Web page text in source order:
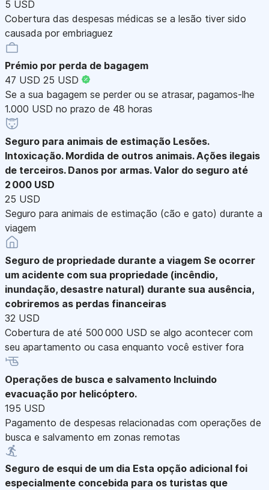
5 USD
Cobertura das despesas médicas se a lesão tiver sido
causada por embriaguez
Prémio por perda de bagagem
47 USD 25 USD
Se a sua bagagem se perder ou se atrasar, pagamos-lhe
1.000 USD no prazo de 48 horas
Seguro para animais de estimação Lesões.
Intoxicação. Mordida de outros animais. Ações ilegais
de terceiros. Danos por armas. Valor do seguro até
2 000 USD
25 USD
Seguro para animais de estimação (cão e gato) durante a
viagem
Seguro de propriedade durante a viagem Se ocorrer
um acidente com sua propriedade (incêndio,
inundação, desastre natural) durante sua ausência,
cobriremos as perdas financeiras
32 USD
Cobertura de até 500 000 USD se algo acontecer com
seu apartamento ou casa enquanto você estiver fora
Operações de busca e salvamento Incluindo
evacuação por helicóptero.
195 USD
Pagamento de despesas relacionadas com operações de
busca e salvamento em zonas remotas
Seguro de esqui de um dia Esta opção adicional foi
especialmente concebida para os turistas que